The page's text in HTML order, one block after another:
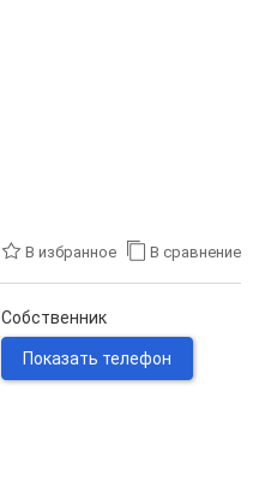
В избранное В сравнение
Собственник
Показать телефон